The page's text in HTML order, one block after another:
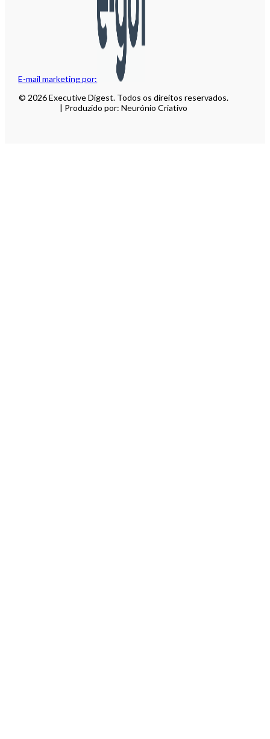
E-mail marketing por:
© 2026 Executive Digest. Todos os direitos reservados.
| Produzido por: Neurónio Criativo